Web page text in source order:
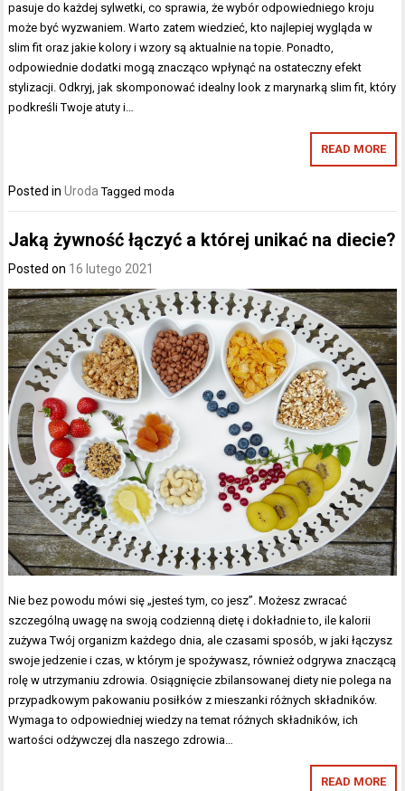
pasuje do każdej sylwetki, co sprawia, że wybór odpowiedniego kroju
może być wyzwaniem. Warto zatem wiedzieć, kto najlepiej wygląda w
slim fit oraz jakie kolory i wzory są aktualnie na topie. Ponadto,
odpowiednie dodatki mogą znacząco wpłynąć na ostateczny efekt
stylizacji. Odkryj, jak skomponować idealny look z marynarką slim fit, który
podkreśli Twoje atuty i…
READ MORE
Posted inUroda Taggedmoda
Jaką żywność łączyć a której unikać na diecie?
Posted on 16 lutego 2021
Nie bez powodu mówi się „jesteś tym, co jesz”. Możesz zwracać
szczególną uwagę na swoją codzienną dietę i dokładnie to, ile kalorii
zużywa Twój organizm każdego dnia, ale czasami sposób, w jaki łączysz
swoje jedzenie i czas, w którym je spożywasz, również odgrywa znaczącą
rolę w utrzymaniu zdrowia. Osiągnięcie zbilansowanej diety nie polega na
przypadkowym pakowaniu posiłków z mieszanki różnych składników.
Wymaga to odpowiedniej wiedzy na temat różnych składników, ich
wartości odżywczej dla naszego zdrowia…
READ MORE